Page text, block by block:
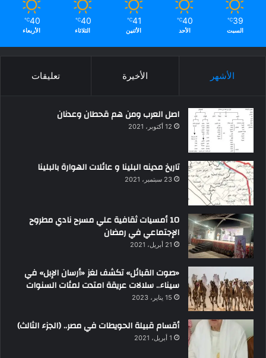
39
℃
السبت
40
℃
الأحد
41
℃
الأثنين
40
℃
الثلاثاء
40
℃
الأربعاء
الأشهر الأخيرة تعليقات
اصل العرب ومن هم قحطان وعدنان
12 أكتوبر، 2021
تاريخ مدينه البلينا و عائلات الهوارة بالبلينا
23 سبتمبر، 2021
10 أمسيات ثقافية علي مسرح نادي مطروح
الإجتماعي في رمضان
21 أبريل، 2021
«صوت القبائل» تكشف لغز «أرسان الإبل» في
سيناء.. سلالات عريقة امتدت لمئات السنوات
15 يناير، 2023
أقسام قبيلة الحويطات في مصر.. (الجزء الثالث)
1 أبريل، 2021